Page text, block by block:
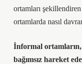
ortamları
ortamlarda nasıl
İnformal
bağımsız hareket